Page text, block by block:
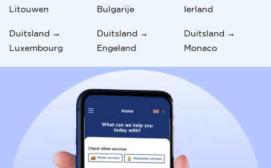
Litouwen
Bulgarije
Ierland
Duitsland →
Luxembourg
Duitsland →
Engeland
Duitsland →
Monaco